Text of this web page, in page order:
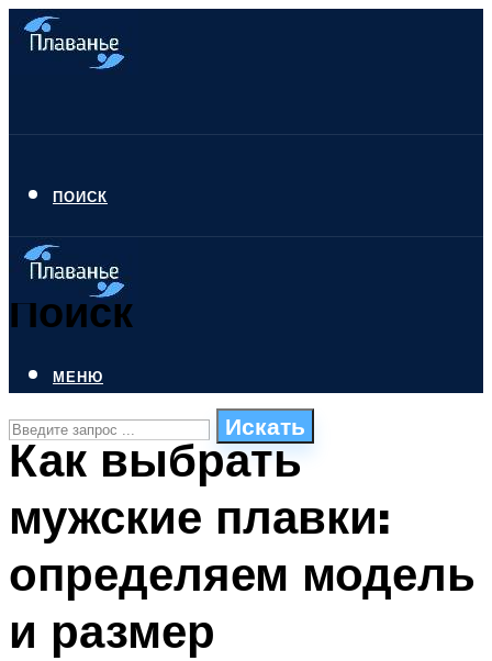
ПОИСК
Поиск
Искать
ПЛАВАНЬЕ ДЛЯ ДЕТЕЙ
БАССЕЙН ДЛЯ ДОМА
МЕНЮ
Как выбрать
мужские плавки:
определяем модель
и размер